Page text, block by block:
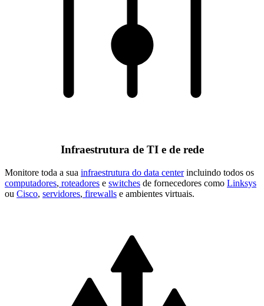
Infraestrutura de TI e de rede
Monitore toda a sua infraestrutura do data centerincluindo todos os
computadores, roteadores e switches de fornecedores como Linksys
ou Cisco, servidores, firewalls e ambientes virtuais.